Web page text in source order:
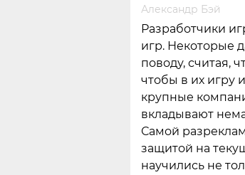
Александр Бэй
Разработчики
игр. Некоторые
поводу, считая,
чтобы в их игру
крупные
вкладывают
Самой
защитой на
научились не